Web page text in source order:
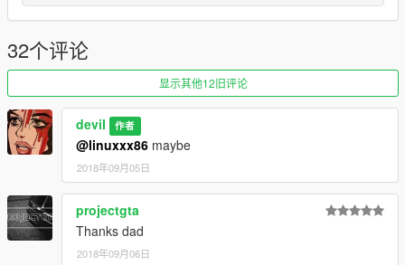
"i will fix these i promise"
32个评论
显示其他12旧评论
deviI 作者
@linuxxx86 maybe
2018年09月05日
projectgta
Thanks dad
2018年09月06日